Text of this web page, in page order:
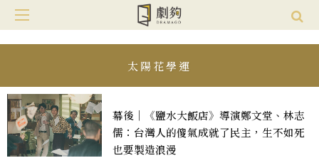
太陽花學運
幕後｜《鹽水大飯店》導演鄭文堂、林志
儒：台灣人的傻氣成就了民主，生不如死
也要製造浪漫